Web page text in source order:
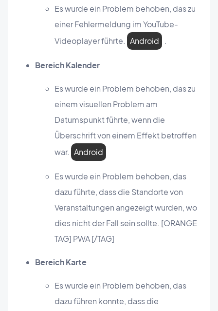
Es wurde ein Problem behoben, das zu
einer Fehlermeldung im YouTube-
Videoplayer führte. Android .
Bereich Kalender
Es wurde ein Problem behoben, das zu
einem visuellen Problem am
Datumspunkt führte, wenn die
Überschrift von einem Effekt betroffen
war. Android
Es wurde ein Problem behoben, das
dazu führte, dass die Standorte von
Veranstaltungen angezeigt wurden, wo
dies nicht der Fall sein sollte. [ORANGE
TAG] PWA [/TAG]
Bereich Karte
Es wurde ein Problem behoben, das
dazu führen konnte, dass die